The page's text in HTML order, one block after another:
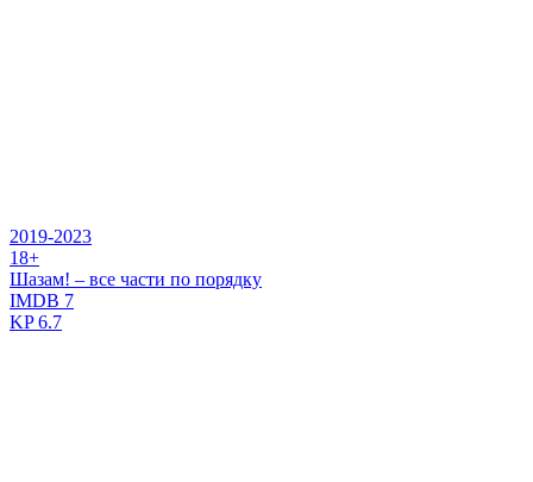
2019-2023
18+
Шазам! – все части по порядку
IMDB 7
KP6.7